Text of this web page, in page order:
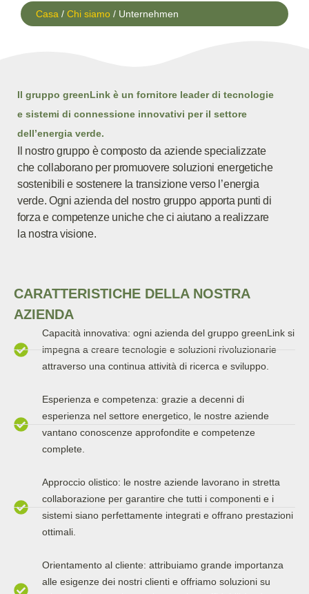
Casa / Chi siamo / Unternehmen
Il gruppo greenLink è un fornitore leader di tecnologie
e sistemi di connessione innovativi per il settore
dell’energia verde.
Il nostro gruppo è composto da aziende specializzate
che collaborano per promuovere soluzioni energetiche
sostenibili e sostenere la transizione verso l’energia
verde. Ogni azienda del nostro gruppo apporta punti di
forza e competenze uniche che ci aiutano a realizzare
la nostra visione.
CARATTERISTICHE DELLA NOSTRA
AZIENDA
Capacità innovativa: ogni azienda del gruppo greenLink si
impegna a creare tecnologie e soluzioni rivoluzionarie
attraverso una continua attività di ricerca e sviluppo.
Esperienza e competenza: grazie a decenni di
esperienza nel settore energetico, le nostre aziende
vantano conoscenze approfondite e competenze
complete.
Approccio olistico: le nostre aziende lavorano in stretta
collaborazione per garantire che tutti i componenti e i
sistemi siano perfettamente integrati e offrano prestazioni
ottimali.
Orientamento al cliente: attribuiamo grande importanza
alle esigenze dei nostri clienti e offriamo soluzioni su